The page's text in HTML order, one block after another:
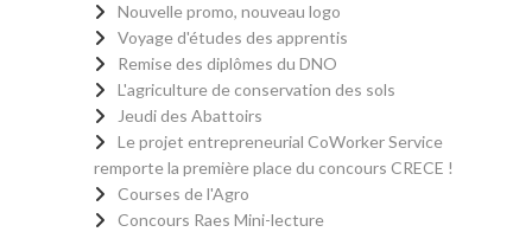
Nouvelle promo, nouveau logo
Voyage d'études des apprentis
Remise des diplômes du DNO
L'agriculture de conservation des sols
Jeudi des Abattoirs
Le projet entrepreneurial CoWorker Service
remporte la première place du concours CRECE !
Courses de l'Agro
Concours Raes Mini-lecture